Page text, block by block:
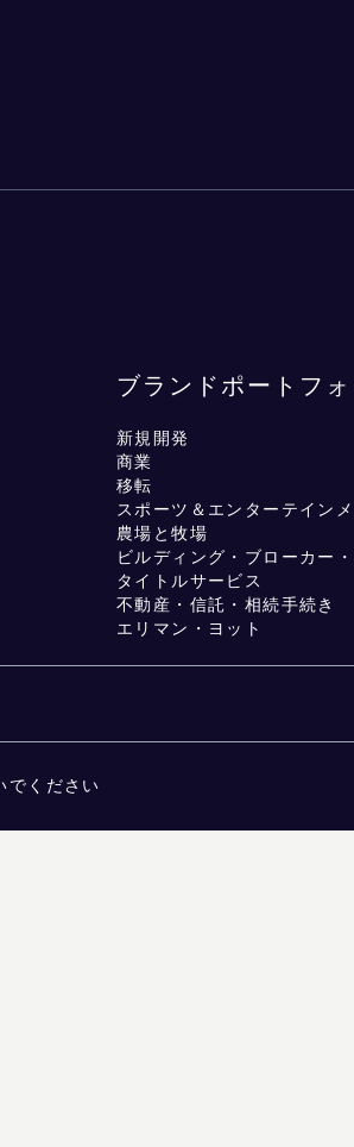
ブランドポートフォ
新規開発
商業
移転
スポーツ＆エンターテインメ
農場と牧場
ビルディング・ブローカー
タイトルサービス
不動産・信託・相続手続き
エリマン・ヨット
でください